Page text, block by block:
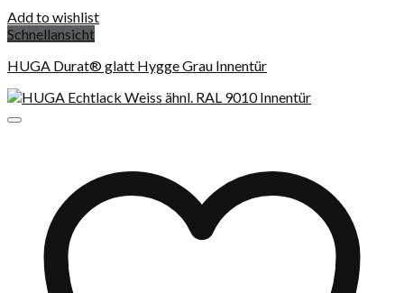
Add to wishlist
Schnellansicht
HUGA Durat® glatt Hygge Grau Innentür